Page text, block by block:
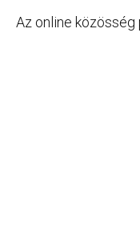
Az online